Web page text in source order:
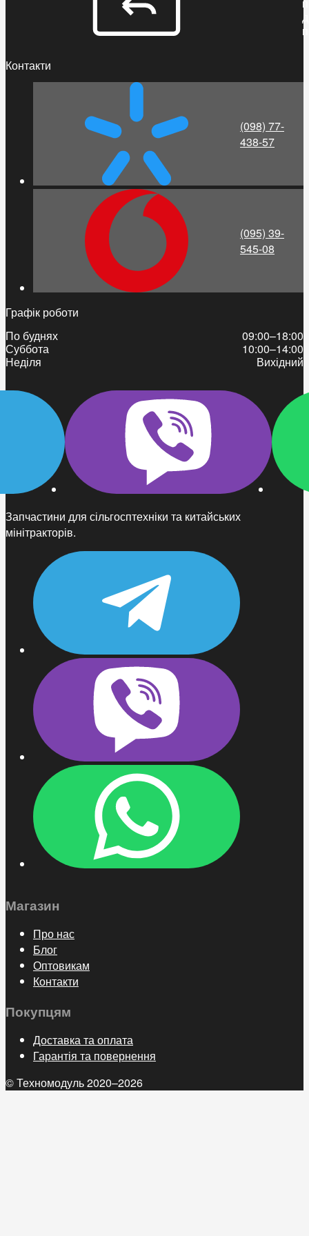
Запчастини для сільгосптехніки та китайських
мінітракторів.
Магазин
Про нас
Блог
Оптовикам
Контакти
Покупцям
Доставка та оплата
Гарантія та повернення
© Техномодуль 2020–2026
Контакти
(098) 77-
438-57
(095) 39-
545-08
Графік роботи
По буднях
09:00–18:00
Суббота
10:00–14:00
Неділя
Вихідний